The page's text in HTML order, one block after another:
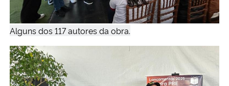
Alguns dos 117 autores da obra.